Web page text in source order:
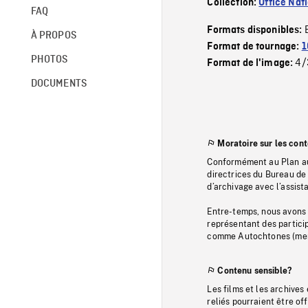
FAQ
À PROPOS
PHOTOS
DOCUMENTS
Collection:Office
Formats disponibles:
Format de tournage:
Format de l'image:4/
Moratoire sur les
Conformément au Plan
directrices du Bureau
d’archivage avec
Entre-temps, nous
représentant des
comme Autochtones
Contenu sensible?
Les films et les archives
reliés pourraient être